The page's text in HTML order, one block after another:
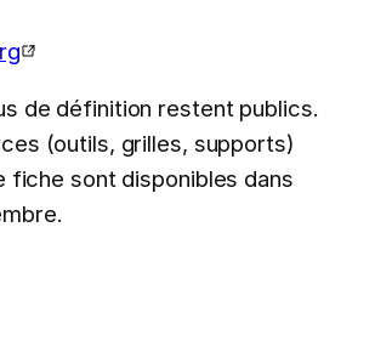
de définition restent publics.
(outils, grilles, supports)
fiche sont disponibles dans